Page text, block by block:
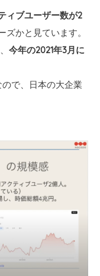
ィブユーザー数が2
かと見ています。
今年の2021年3月に
ので、日本の大企業